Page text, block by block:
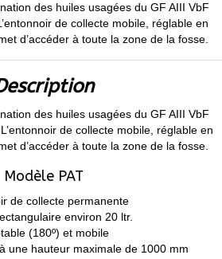
des huiles usagées du GF AIII VbF
de collecte mobile, réglable en
d’accéder à toute la zone de la fosse.
des huiles usagées du GF AIII VbF
de collecte mobile, réglable en
d’accéder à toute la zone de la fosse.
Modèle PAT
de collecte permanente
environ 20 ltr.
(180º) et mobile
une hauteur maximale de 1000 mm